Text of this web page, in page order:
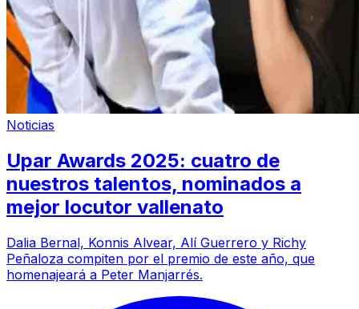
Noticias
Upar Awards 2025: cuatro de
nuestros talentos, nominados a
mejor locutor vallenato
Dalia Bernal, Konnis Alvear, Alí Guerrero y Richy
Peñaloza compiten por el premio de este año, que
homenajeará a Peter Manjarrés.